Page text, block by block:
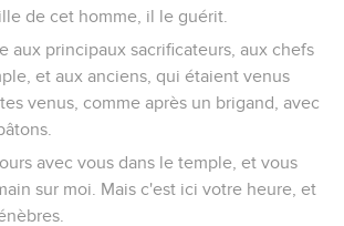
de cet homme, il le guérit.
aux principaux sacrificateurs, aux chefs
et aux anciens, qui étaient venus
venus, comme après un brigand, avec
avec vous dans le temple, et vous
sur moi. Mais c'est ici votre heure, et